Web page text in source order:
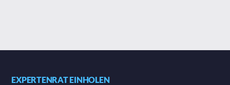
EXPERTENRAT EINHOLEN